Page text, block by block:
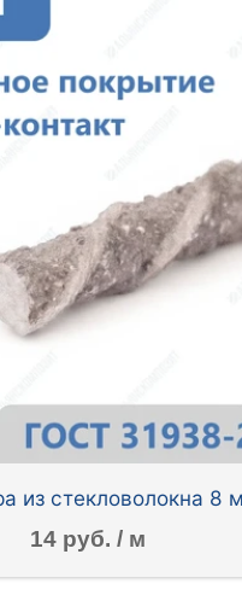
из стекловолокна 8
14 руб. / м